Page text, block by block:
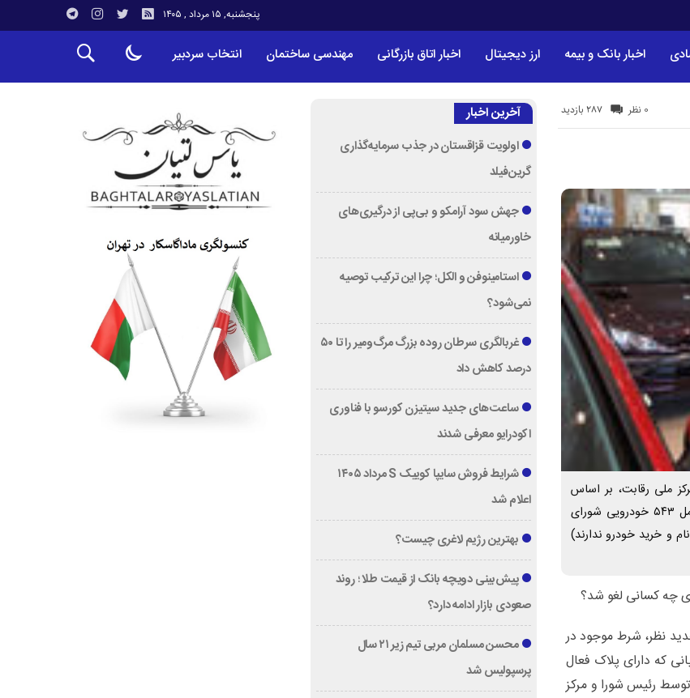
پنجشنبه, ۱۵ مرداد , ۱۴۰۵
اخبار بانک و بیمه ارز دیجیتال اخبار اتاق بازرگانی مهندسی ساختمان انتخاب سردبیر
287 بازدید 0 نظر
ملی رقابت، بر اساس
الحاقیه هیأت تجدید نظر، شرط موجود در بند ۴ ماده ۴ دستورالعمل ۵۴۳ خودرویی شورای
و خرید خودرو ندارند)
نظر، شرط موجود در
(متقاضیانی که دارای پلاک فعال
رئیس شورا و مرکز
آخرین اخبار
اولویت قزاقستان در جذب سرمایه‌گذاری
گرین‌فیلد
جهش سود آرامکو و بی‌پی از درگیری‌های
خاورمیانه
استامینوفن و الکل؛ چرا این ترکیب توصیه
نمی‌شود؟
غربالگری سرطان روده بزرگ مرگ‌ومیر را تا ۵۰
درصد کاهش داد
ساعت‌های جدید سیتیزن کورسو با فناوری
اکودرایو معرفی شدند
شرایط فروش سایپا کوییک S مرداد ۱۴۰۵
اعلام شد
بهترین رژیم لاغری چیست؟
پیش‌بینی دویچه‌ بانک از قیمت طلا ؛ روند
صعودی بازار ادامه دارد؟
محسن مسلمان مربی تیم زیر ۲۱ سال
پرسپولیس شد